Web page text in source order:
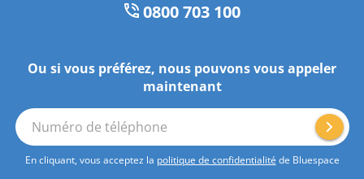
0800 703 100
Ou si vous préférez, nous pouvons vous appeler
maintenant
Numéro de téléphone
En cliquant, vous acceptez la politique de confidentialité de Bluespace